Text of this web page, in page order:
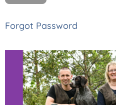
Forgot Password